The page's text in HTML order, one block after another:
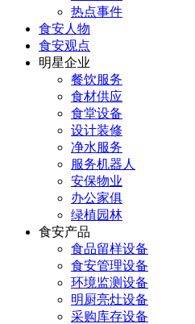
热点事件
食安人物
食安观点
明星企业
餐饮服务
食材供应
食堂设备
设计装修
净水服务
服务机器人
安保物业
办公家俱
绿植园林
食安产品
食品留样设备
食安管理设备
环境监测设备
明厨亮灶设备
采购库存设备